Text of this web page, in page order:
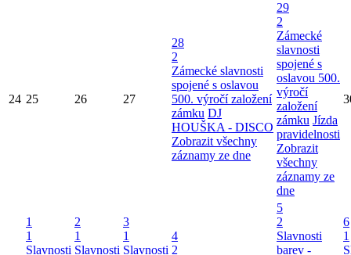
24 25 26 27
28
2
Zámecké slavnosti
spojené s oslavou
500. výročí založení
zámku DJ
HOUŠKA - DISCO
Zobrazit všechny
záznamy ze dne
29
2
Zámecké
slavnosti
spojené s
oslavou 500.
výročí
založení
zámku Jízda
pravidelnosti
Zobrazit
všechny
záznamy ze
dne
1
1
Slavnosti
2
1
Slavnosti
3
1
Slavnosti
4
2
5
2
Slavnosti
barev -
6
1